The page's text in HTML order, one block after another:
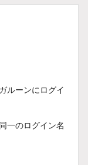
ルーンにログイ
一のログイン名